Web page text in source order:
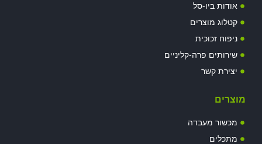
אודות ביו-סל
קטלוג מוצרים
ניפוח זכוכית
שירותים פרה-קליניים
יצירת קשר
מוצרים
מכשור מעבדה
מתכלים